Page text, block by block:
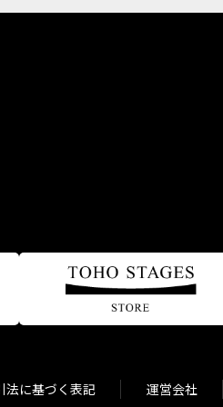
法に基づく表記 運営会社